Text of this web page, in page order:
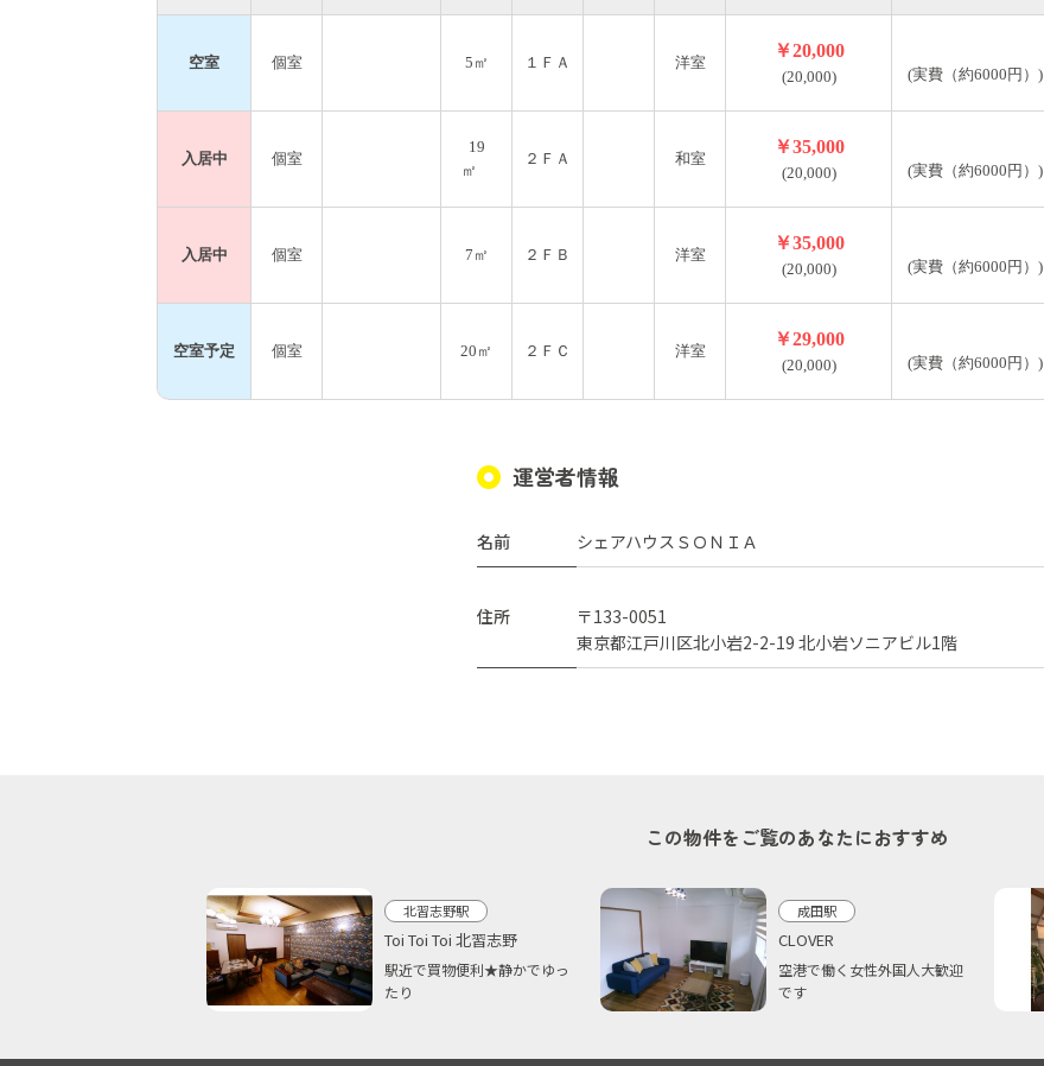
空室 個室 5㎡ １ＦＡ 洋室
￥20,000
(20,000) (実費（約6000円）)
入居中 個室
19
㎡
２ＦＡ 和室
￥35,000
(20,000) (実費（約6000円）)
入居中 個室 7㎡ ２ＦＢ 洋室
￥35,000
(20,000) (実費（約6000円）)
空室予定 個室 20㎡ ２ＦＣ 洋室
￥29,000
(20,000) (実費（約6000円）)
運営者情報
名前 シェアハウスＳＯＮＩＡ
住所
〒133-0051
東京都江戸川区北小岩2-2-19 北小岩ソニアビル1階
この物件をご覧のあなたにおすすめ
北習志野駅
Toi Toi Toi 北習志野
駅近で買物便利★静かでゆっ
たり
成田駅
CLOVER
空港で働く女性外国人大歓迎
です